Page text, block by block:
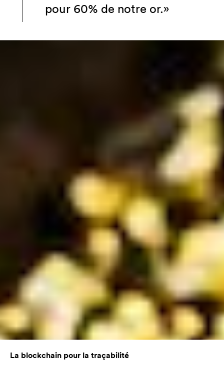
pour 60% de notre or.»
La blockchain pour la traçabilité